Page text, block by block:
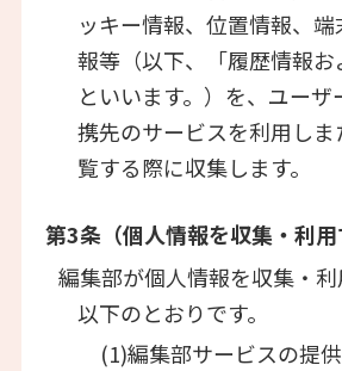
ッキー情報、位置情報、
報等（以下、「履歴情報お
といいます。）を、ユー
携先のサービスを利用し
覧する際に収集します。
第3条（個人情報を収集・利用
編集部が個人情報を収集・利
以下のとおりです。
(1)編集部サービスの提